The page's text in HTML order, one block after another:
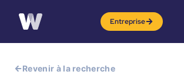
Entreprise
Revenir à la recherche